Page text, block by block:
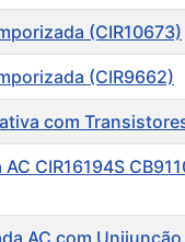
(CIR10673)
(CIR9662)
com
CIR16194S